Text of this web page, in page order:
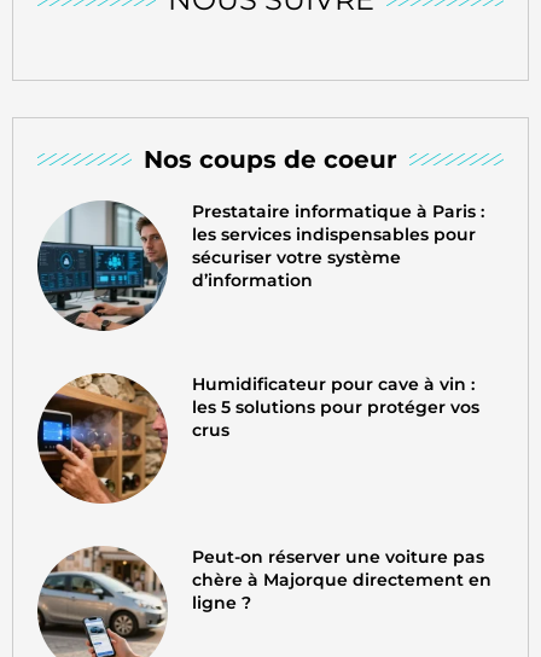
Nos coups de coeur
Prestataire informatique à Paris :
les services indispensables pour
sécuriser votre système
d’information
Humidificateur pour cave à vin :
les 5 solutions pour protéger vos
crus
Peut-on réserver une voiture pas
chère à Majorque directement en
ligne ?